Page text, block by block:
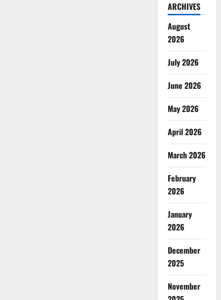
ARCHIVES
August
2026
July 2026
June 2026
May 2026
April 2026
March 2026
February
2026
January
2026
December
2025
November